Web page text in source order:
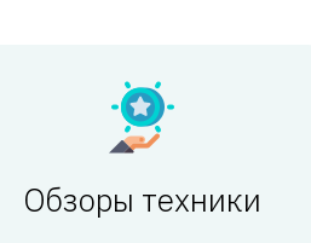
Обзоры техники